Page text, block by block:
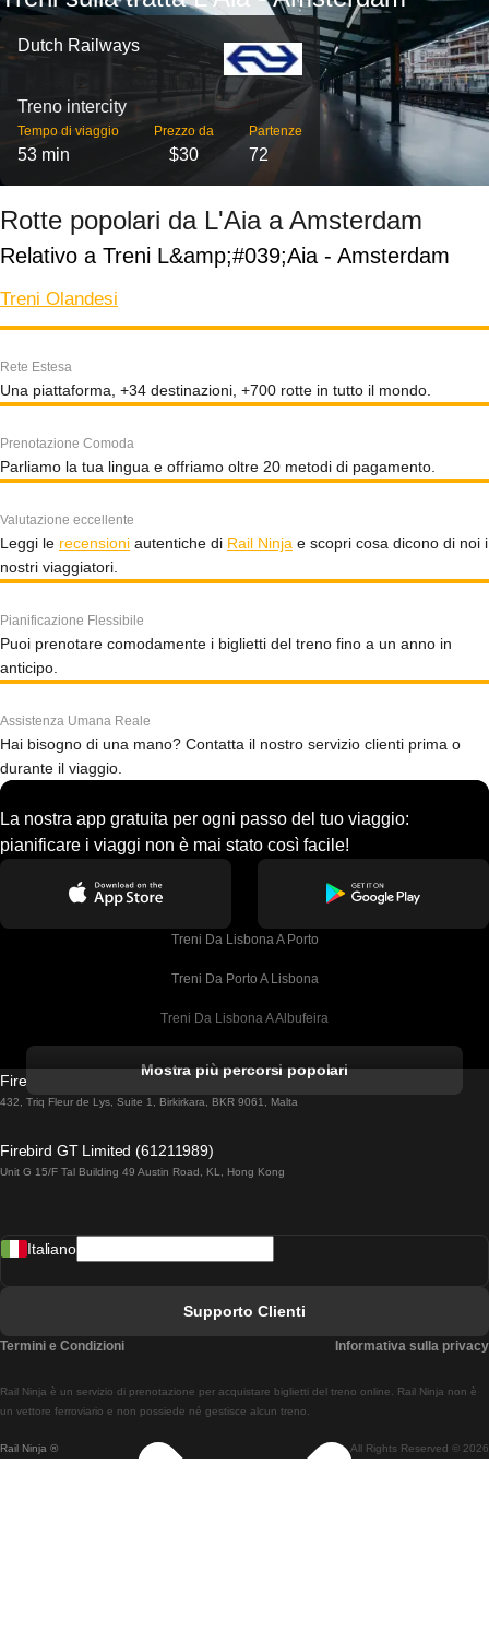
Dutch Railways
Treno intercity
Tempo di viaggio
53 min
Prezzo da
$30
Partenze
72
Rotte popolari da L'Aia a Amsterdam
Relativo a Treni L&amp;#039;Aia - Amsterdam
Treni Olandesi
Rete Estesa
Una piattaforma, +34 destinazioni, +700 rotte in tutto il mondo.
Prenotazione Comoda
Parliamo la tua lingua e offriamo oltre 20 metodi di pagamento.
Valutazione eccellente
Leggi le recensioni autentiche di Rail Ninja e scopri cosa dicono di noi i
nostri viaggiatori.
Pianificazione Flessibile
Puoi prenotare comodamente i biglietti del treno fino a un anno in
anticipo.
Assistenza Umana Reale
Hai bisogno di una mano? Contatta il nostro servizio clienti prima o
durante il viaggio.
La nostra app gratuita per ogni passo del tuo viaggio:
pianificare i viaggi non è mai stato così facile!
Treni Da Lisbona A Porto
Treni Da Porto A Lisbona
Treni Da Lisbona A Albufeira
Treni Da Lisbona A Lagos
Treni Da Lisbona A Madrid
Treni Da Lisbon A Braga
Treni Da Braga A Lisbona
Mostra più percorsi popolari
Firebird GT Limited (OC 1451)
432, Triq Fleur de Lys, Suite 1, Birkirkara, BKR 9061, Malta
Firebird GT Limited (61211989)
Unit G 15/F Tal Building 49 Austin Road, KL, Hong Kong
Rail Ninja ® All Rights Reserved © 2026
Rail Ninja è un servizio di prenotazione per acquistare biglietti del treno online. Rail Ninja non è
un vettore ferroviario e non possiede né gestisce alcun treno.
Italiano
Supporto Clienti
Termini e Condizioni Informativa sulla privacy